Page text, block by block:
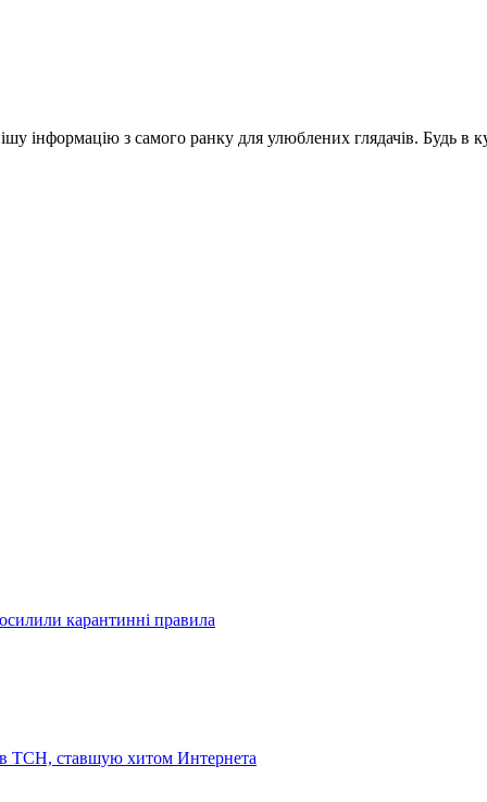
інформацію з самого ранку для улюблених глядачів. Будь в
карантинні правила
ТСН, ставшую хитом Интернета